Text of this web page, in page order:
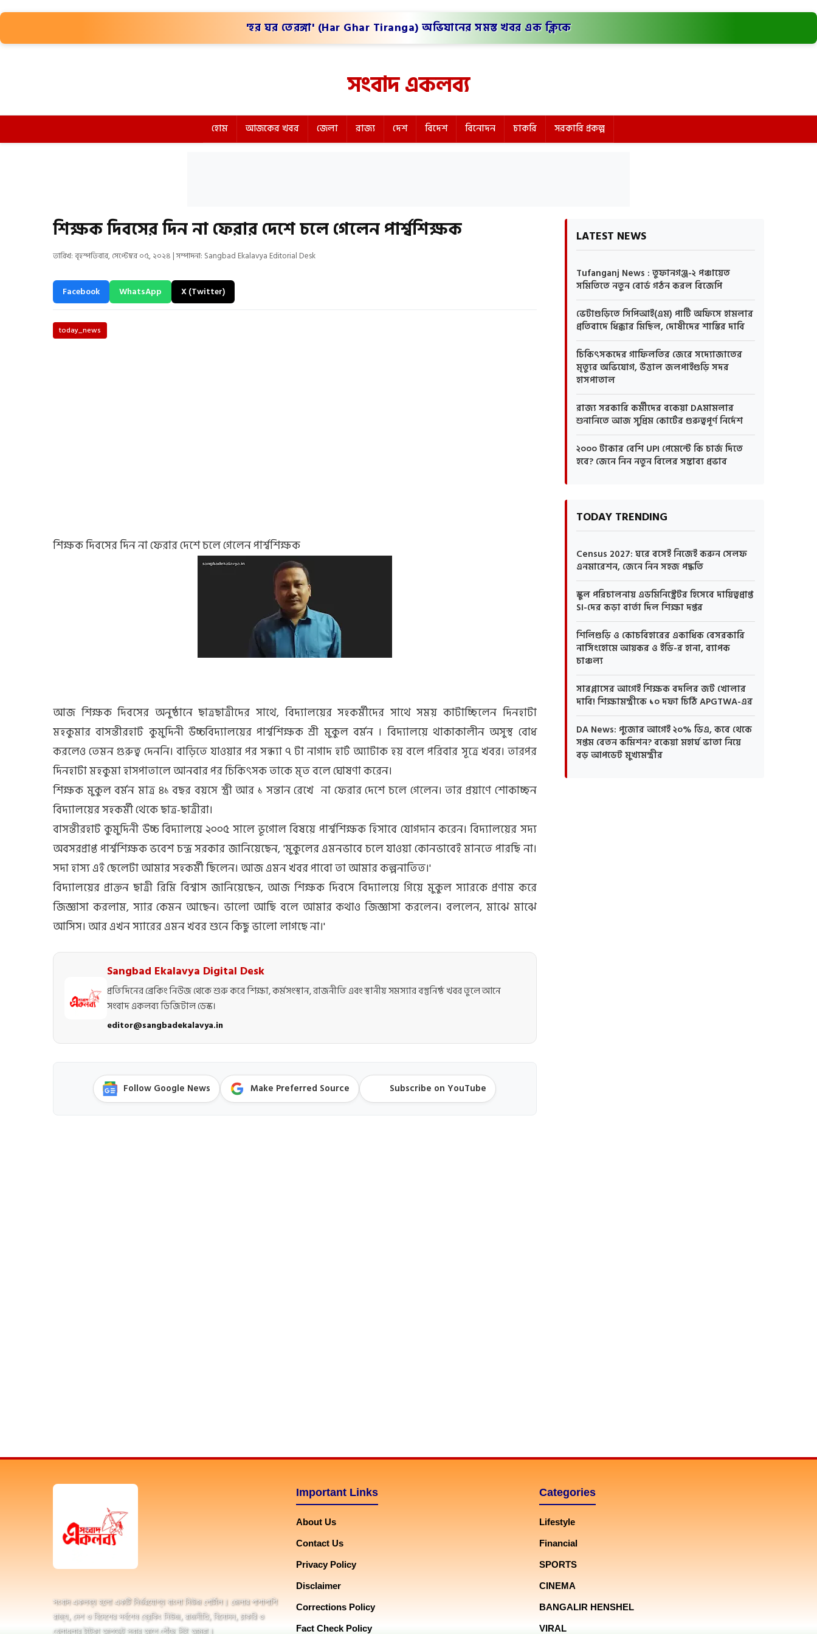
'হর ঘর তেরঙ্গা' (Har Ghar Tiranga) অভিযানের সমস্ত খবর এক ক্লিকে
সংবাদ একলব্য
হোম আজকের খবর জেলা রাজ্য দেশ বিদেশ বিনোদন চাকরি সরকারি প্রকল্প
শিক্ষক দিবসের দিন না ফেরার দেশে চলে গেলেন পার্শ্বশিক্ষক
তারিখ: বৃহস্পতিবার, সেপ্টেম্বর ০৫, ২০২৪ | সম্পাদনা: Sangbad Ekalavya Editorial Desk
Facebook WhatsApp X (Twitter)
today_news
শিক্ষক দিবসের দিন না ফেরার দেশে চলে গেলেন পার্শ্বশিক্ষক
আজ শিক্ষক দিবসের অনুষ্ঠানে ছাত্রছাত্রীদের সাথে, বিদ্যালয়ের সহকর্মীদের সাথে সময় কাটাচ্ছিলেন দিনহাটা
মহকুমার বাসন্তীরহাট কুমুদিনী উচ্চবিদ্যালয়ের পার্শ্বশিক্ষক শ্রী মুকুল বর্মন । বিদ্যালয়ে থাকাকালীন অসুস্থ বোধ
করলেও তেমন গুরুত্ব দেননি। বাড়িতে যাওয়ার পর সন্ধ্যা ৭ টা নাগাদ হার্ট অ্যাটাক হয় বলে পরিবার সূত্রে খবর। তারপর
দিনহাটা মহকুমা হাসপাতালে আনবার পর চিকিৎসক তাকে মৃত বলে ঘোষণা করেন।
শিক্ষক মুকুল বর্মন মাত্র ৪১ বছর বয়সে স্ত্রী আর ১ সন্তান রেখে না ফেরার দেশে চলে গেলেন। তার প্রয়াণে শোকাচ্ছন
বিদ্যালয়ের সহকর্মী থেকে ছাত্র-ছাত্রীরা।
বাসন্তীরহাট কুমুদিনী উচ্চ বিদ্যালয়ে ২০০৫ সালে ভূগোল বিষয়ে পার্শ্বশিক্ষক হিসাবে যোগদান করেন। বিদ্যালয়ের সদ্য
অবসরপ্রাপ্ত পার্শ্বশিক্ষক ভবেশ চন্দ্র সরকার জানিয়েছেন, 'মুকুলের এমনভাবে চলে যাওয়া কোনভাবেই মানতে পারছি না।
সদা হাস্য এই ছেলেটা আমার সহকর্মী ছিলেন। আজ এমন খবর পাবো তা আমার কল্পনাতিত।'
বিদ্যালয়ের প্রাক্তন ছাত্রী রিমি বিশ্বাস জানিয়েছেন, আজ শিক্ষক দিবসে বিদ্যালয়ে গিয়ে মুকুল স্যারকে প্রণাম করে
জিজ্ঞাসা করলাম, স্যার কেমন আছেন। ভালো আছি বলে আমার কথাও জিজ্ঞাসা করলেন। বললেন, মাঝে মাঝে
আসিস। আর এখন স্যারের এমন খবর শুনে কিছু ভালো লাগছে না।'
Sangbad Ekalavya Digital Desk
প্রতিদিনের ব্রেকিং নিউজ থেকে শুরু করে শিক্ষা, কর্মসংস্থান, রাজনীতি এবং স্থানীয় সমস্যার বস্তুনিষ্ঠ খবর তুলে আনে
সংবাদ একলব্য ডিজিটাল ডেস্ক।
editor@sangbadekalavya.in
Follow Google News Make Preferred Source Subscribe on YouTube
LATEST NEWS
Tufanganj News : তুফানগঞ্জ-২ পঞ্চায়েত
সমিতিতে নতুন বোর্ড গঠন করল বিজেপি
ভেটাগুড়িতে সিপিআই(এম) পার্টি অফিসে হামলার
প্রতিবাদে ধিক্কার মিছিল, দোষীদের শাস্তির দাবি
চিকিৎসকদের গাফিলতির জেরে সদ্যোজাতের
মৃত্যুর অভিযোগ, উত্তাল জলপাইগুড়ি সদর
হাসপাতাল
রাজ্য সরকারি কর্মীদের বকেয়া DAমামলার
শুনানিতে আজ সুপ্রিম কোর্টের গুরুত্বপূর্ণ নির্দেশ
২০০০ টাকার বেশি UPI পেমেন্টে কি চার্জ দিতে
হবে? জেনে নিন নতুন বিলের সম্ভাব্য প্রভাব
TODAY TRENDING
Census 2027: ঘরে বসেই নিজেই করুন সেলফ
এনমারেশন, জেনে নিন সহজ পদ্ধতি
স্কুল পরিচালনায় এডমিনিস্ট্রেটর হিসেবে দায়িত্বপ্রাপ্ত
SI-দের কড়া বার্তা দিল শিক্ষা দপ্তর
শিলিগুড়ি ও কোচবিহারের একাধিক বেসরকারি
নার্সিংহোমে আয়কর ও ইডি-র হানা, ব্যাপক
চাঞ্চল্য
সারপ্লাসের আগেই শিক্ষক বদলির জট খোলার
দাবি! শিক্ষামন্ত্রীকে ১০ দফা চিঠি APGTWA-এর
DA News: পুজোর আগেই ২০% ডিএ, কবে থেকে
সপ্তম বেতন কমিশন? বকেয়া মহার্ঘ ভাতা নিয়ে
বড় আপডেট মুখ্যমন্ত্রীর
সংবাদ একলব্য হলো একটি নির্ভরযোগ্য বাংলা নিউজ পোর্টাল। জেলার পাশাপাশি
রাজ্য, দেশ ও বিদেশের সর্বশেষ ব্রেকিং নিউজ, রাজনীতি, বিনোদন, চাকরি ও
খেলাধুলার টাটকা আপডেট সবার আগে পৌঁছে দিই আমরা।
Important Links
About Us
Contact Us
Privacy Policy
Disclaimer
Corrections Policy
Fact Check Policy
Categories
Lifestyle
Financial
SPORTS
CINEMA
BANGALIR HENSHEL
VIRAL